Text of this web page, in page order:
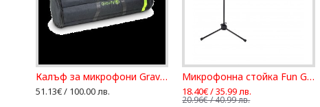
Калъф за микрофони Gravity BG MS 6 B
51.13€ / 100.00 лв.
Микрофонна стойка Fun Gen
18.40€ / 35.99 лв.
20.96€ / 40.99 лв.